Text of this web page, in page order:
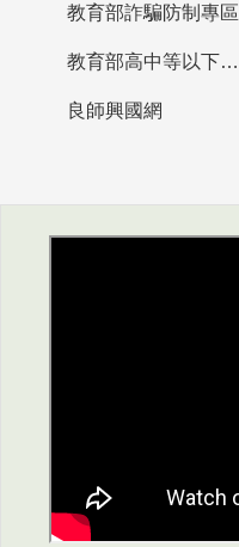
教育部詐騙防制專區
教育部高中等以下學校及幼兒園教師資格檢定考試
良師興國網